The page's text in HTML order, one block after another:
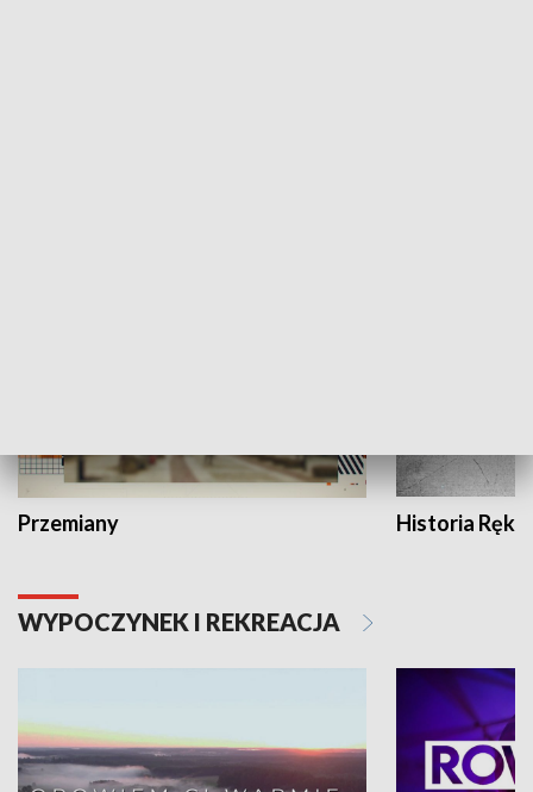
Przemiany Historia Ręką
WYPOCZYNEK I REKREACJA